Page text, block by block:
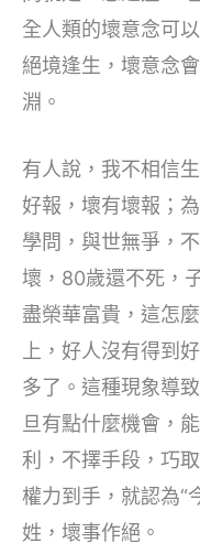
全人類的壞意念可
絕境逢生，壞意念
淵。
有人說，我不相信
好報，壞有壞報；
學問，與世無爭，
壞，80歲還不死，
盡榮華富貴，這怎
上，好人沒有得到
多了。這種現象導
旦有點什麼機會，
利，不擇手段，巧
權力到手，就認為“
姓，壞事作絕。